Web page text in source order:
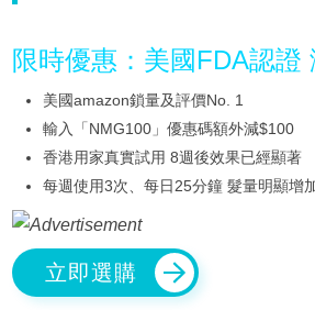
限時優惠：美國FDA認證
美國amazon鎖量及評價No. 1
輸入「NMG100」優惠碼額外減$100
香港用家真實試用 8週後效果已經顯著
每週使用3次、每日25分鐘 髮量明顯增
立即選購